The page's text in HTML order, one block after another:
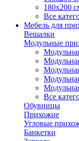
180х200
Все
Мебель для
Вешалки
Модульные
Все
Обувницы
Прихожие
Угловые
Банкетки